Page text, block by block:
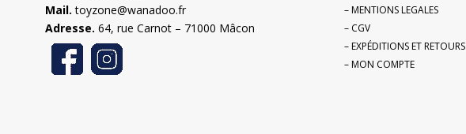
Mail. toyzone@wanadoo.fr
Adresse. 64, rue Carnot – 71000 Mâcon
– MENTIONS LEGALES
– CGV
– EXPÉDITIONS ET RETOURS
– MON COMPTE